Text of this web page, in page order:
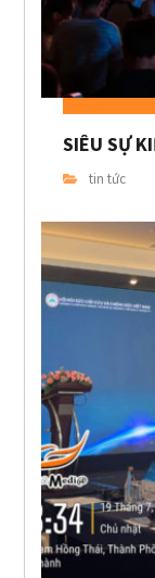
SIÊU SỰ
tin tức